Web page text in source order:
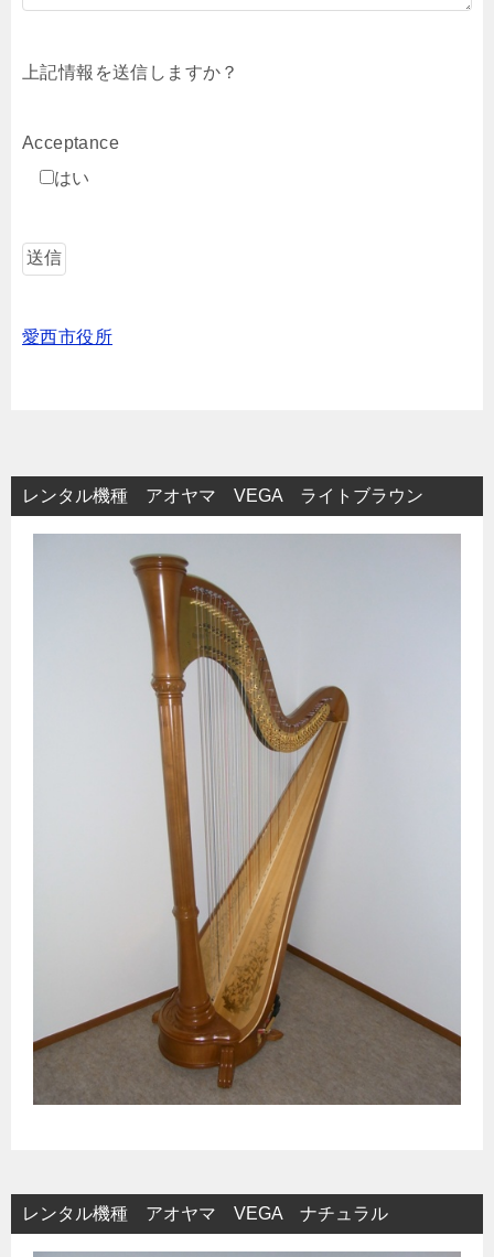
上記情報を送信しますか？
Acceptance
はい
愛西市役所
レンタル機種 アオヤマ VEGA ライトブラウン
レンタル機種 アオヤマ VEGA ナチュラル